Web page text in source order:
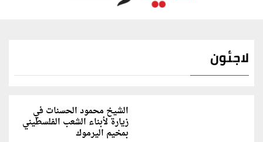
لاجئون
الشيخ محمود الحسنات في
زيارة لأبناء الشعب الفلسطيني
بمخيم اليرموك